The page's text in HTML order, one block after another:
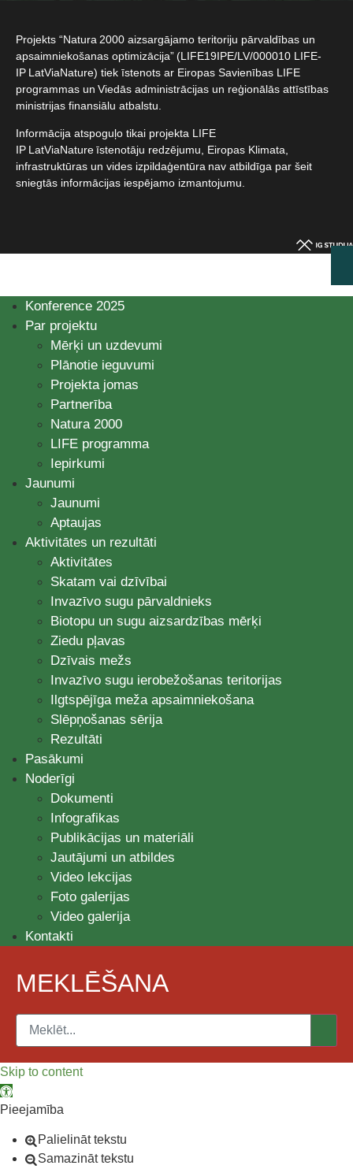
Projekts “Natura 2000 aizsargājamo teritoriju pārvaldības un
apsaimniekošanas optimizācija” (LIFE19IPE/LV/000010 LIFE-
IP LatViaNature) tiek īstenots ar Eiropas Savienības LIFE
programmas un Viedās administrācijas un reģionālās attīstības
ministrijas finansiālu atbalstu.​
Informācija atspoguļo tikai projekta LIFE
IP LatViaNature īstenotāju redzējumu, Eiropas Klimata,
infrastruktūras un vides izpildaģentūra nav atbildīga par šeit
sniegtās informācijas iespējamo izmantojumu.​
Konference 2025
Par projektu
Mērķi un uzdevumi
Plānotie ieguvumi
Projekta jomas
Partnerība
Natura 2000
LIFE programma
Iepirkumi
Jaunumi
Jaunumi
Aptaujas
Aktivitātes un rezultāti
Aktivitātes
Skatam vai dzīvībai
Invazīvo sugu pārvaldnieks
Biotopu un sugu aizsardzības mērķi
Ziedu pļavas
Dzīvais mežs
Invazīvo sugu ierobežošanas teritorijas
Ilgtspējīga meža apsaimniekošana
Slēpņošanas sērija
Rezultāti
Pasākumi
Noderīgi
Dokumenti
Infografikas
Publikācijas un materiāli
Jautājumi un atbildes
Video lekcijas
Foto galerijas
Video galerija
Kontakti
MEKLĒŠANA
Skip to content
Open toolbar
Pieejamība
Palielināt tekstu
Samazināt tekstu